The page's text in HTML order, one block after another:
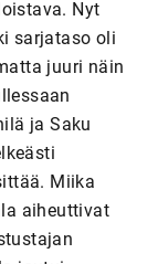
Nyt
sarjataso oli
juuri näin
ja Saku
Miika
aiheuttivat